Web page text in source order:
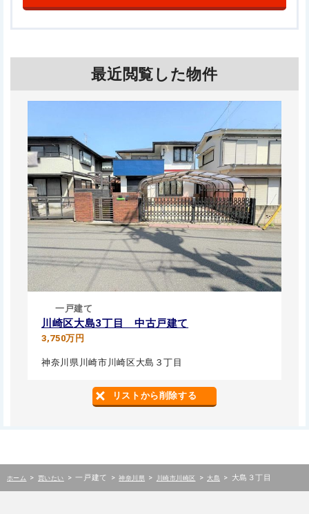
最近閲覧した物件
一戸建て
川崎区大島3丁目 中古戸建て
3,750万円
神奈川県川崎市川崎区大島３丁目
リストから削除する
ホーム > 買いたい > 一戸建て > 神奈川県 > 川崎市川崎区 > 大島 > 大島３丁目